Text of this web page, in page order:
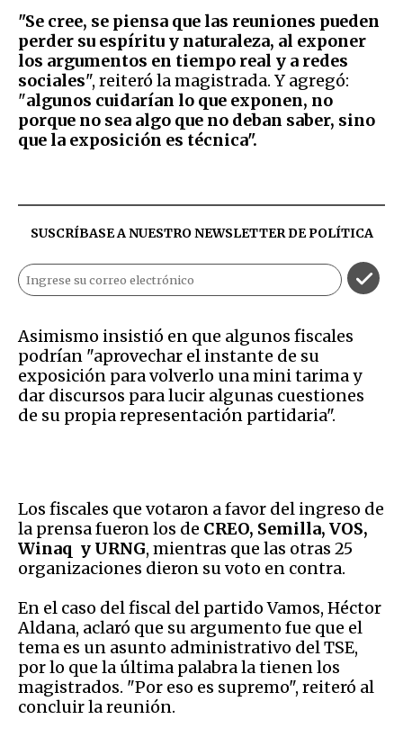
"Se cree, se piensa que las reuniones pueden
perder su espíritu y naturaleza, al exponer
los argumentos en tiempo real y a redes
sociales", reiteró la magistrada. Y agregó:
"algunos cuidarían lo que exponen, no
porque no sea algo que no deban saber, sino
que la exposición es técnica".
SUSCRÍBASE A NUESTRO NEWSLETTER DEPOLÍTICA
Asimismo insistió en que algunos fiscales
podrían "aprovechar el instante de su
exposición para volverlo una mini tarima y
dar discursos para lucir algunas cuestiones
de su propia representación partidaria".
Los fiscales que votaron a favor del ingreso de
la prensa fueron los de CREO, Semilla, VOS,
Winaq y URNG, mientras que las otras 25
organizaciones dieron su voto en contra.
En el caso del fiscal del partido Vamos, Héctor
Aldana, aclaró que su argumento fue que el
tema es un asunto administrativo del TSE,
por lo que la última palabra la tienen los
magistrados. "Por eso es supremo", reiteró al
concluir la reunión.